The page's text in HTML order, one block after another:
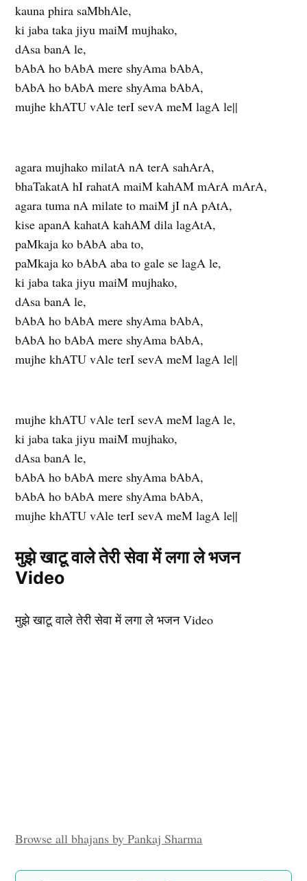
kauna phira saMbhAle,
ki jaba taka jiyu maiM mujhako,
dAsa banA le,
bAbA ho bAbA mere shyAma bAbA,
bAbA ho bAbA mere shyAma bAbA,
mujhe khATU vAle terI sevA meM lagA le||
agara mujhako milatA nA terA sahArA,
bhaTakatA hI rahatA maiM kahAM mArA mArA,
agara tuma nA milate to maiM jI nA pAtA,
kise apanA kahatA kahAM dila lagAtA,
paMkaja ko bAbA aba to,
paMkaja ko bAbA aba to gale se lagA le,
ki jaba taka jiyu maiM mujhako,
dAsa banA le,
bAbA ho bAbA mere shyAma bAbA,
bAbA ho bAbA mere shyAma bAbA,
mujhe khATU vAle terI sevA meM lagA le||
mujhe khATU vAle terI sevA meM lagA le,
ki jaba taka jiyu maiM mujhako,
dAsa banA le,
bAbA ho bAbA mere shyAma bAbA,
bAbA ho bAbA mere shyAma bAbA,
mujhe khATU vAle terI sevA meM lagA le||
मुझे खाटू वाले तेरी सेवा में लगा ले भजन
Video
मुझे खाटू वाले तेरी सेवा में लगा ले भजन Video
Browse all bhajans by Pankaj Sharma